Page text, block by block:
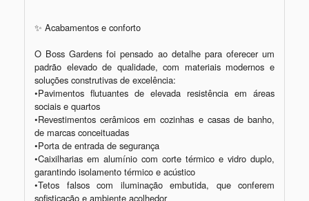
✨ Acabamentos e conforto
O Boss Gardens foi pensado ao detalhe para oferecer um
padrão elevado de qualidade, com materiais modernos e
soluções construtivas de excelência:
•Pavimentos flutuantes de elevada resistência em áreas
sociais e quartos
•Revestimentos cerâmicos em cozinhas e casas de banho,
de marcas conceituadas
•Porta de entrada de segurança
•Caixilharias em alumínio com corte térmico e vidro duplo,
garantindo isolamento térmico e acústico
•Tetos falsos com iluminação embutida, que conferem
sofisticação e ambiente acolhedor